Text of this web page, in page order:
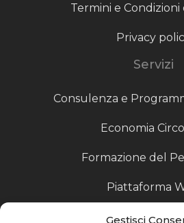
Gestisci
Termini e Condizioni
Privacy
Servizi
Consulenza e
Economia
Formazione del
Piattaforma
Scouting